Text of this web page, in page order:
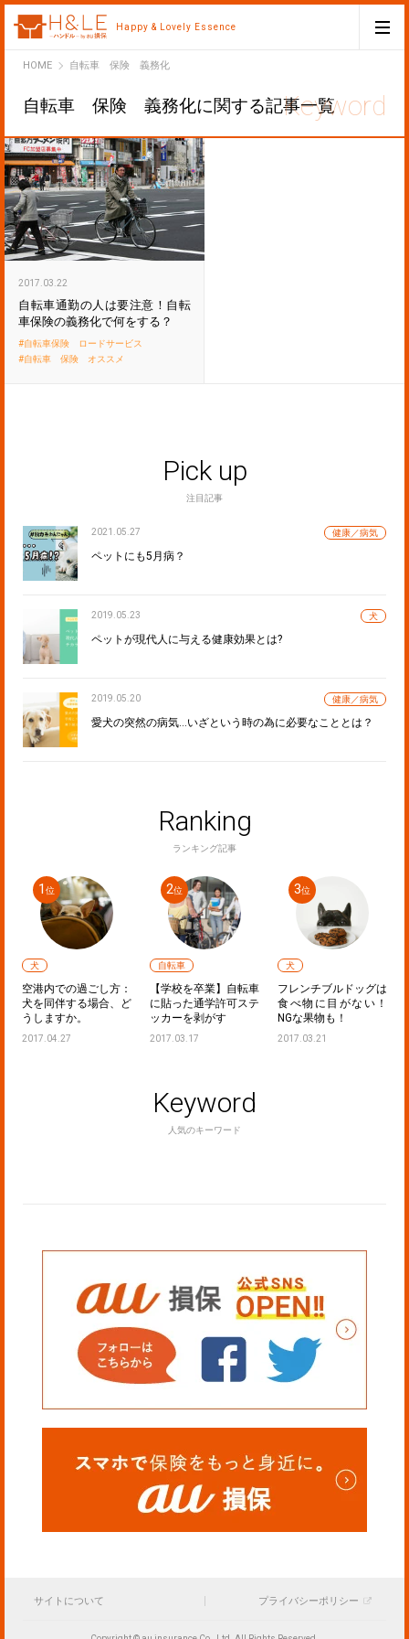
Happy & Lovely Essence
HOMEH&LE自転車 保険 義務化
自転車 保険 義務化に関する記事一覧
2017.03.22
自転車通勤の人は要注意！自転
車保険の義務化で何をする？
自転車保険 ロードサービス
自転車 保険 オススメ
Pick up
注目記事
2021.05.27 健康／病気
ペットにも5月病？
2019.05.23 犬
ペットが現代人に与える健康効果とは?
2019.05.20 健康／病気
愛犬の突然の病気…いざという時の為に必要なこととは？
Ranking
ランキング記事
犬
空港内での過ごし方：
犬を同伴する場合、ど
うしますか。
2017.04.27
自転車
【学校を卒業】自転車
に貼った通学許可ステ
ッカーを剥がす
2017.03.17
犬
フレンチブルドッグは
食べ物に目がない！
NGな果物も！
2017.03.21
Keyword
人気のキーワード
サイトについて プライバシーポリシー